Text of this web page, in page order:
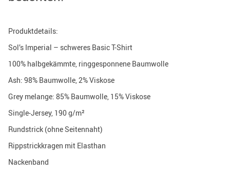
Produktdetails:
Sol’s Imperial – schweres Basic T-Shirt
100% halbgekämmte, ringgesponnene Baumwolle
Ash: 98% Baumwolle, 2% Viskose
Grey melange: 85% Baumwolle, 15% Viskose
Single-Jersey, 190 g/m²
Rundstrick (ohne Seitennaht)
Rippstrickkragen mit Elasthan
Nackenband